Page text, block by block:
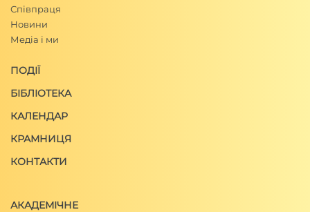
Співпраця
Новини
Медіа і ми
ПОДІЇ
БІБЛІОТЕКА
КАЛЕНДАР
КРАМНИЦЯ
КОНТАКТИ
АКАДЕМІЧНЕ